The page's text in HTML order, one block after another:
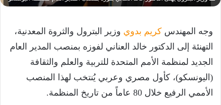
وجه المهندس كريم بدوي وزير البترول والثروة المعدنية،
التهنئة إلى الدكتور خالد العناني لفوزه بمنصب المدير العام
الجديد لمنظمة الأمم المتحدة للتربية والعلم والثقافة
(اليونسكو)، كأول مصري وعربي يُنتخب لهذا المنصب
الأممي الرفيع خلال 80 عاماً من تاريخ المنظمة.